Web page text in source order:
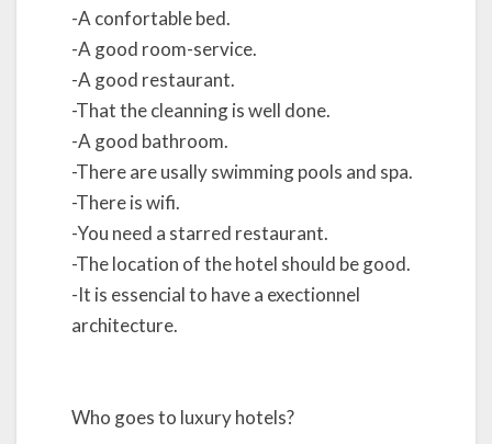
-A confortable bed.
-A good room-service.
-A good restaurant.
-That the cleanning is well done.
-A good bathroom.
-There are usally swimming pools and spa.
-There is wifi.
-You need a starred restaurant.
-The location of the hotel should be good.
-It is essencial to have a exectionnel
architecture.
Who goes to luxury hotels?